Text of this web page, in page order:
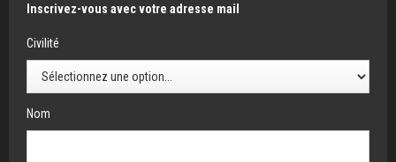
Inscrivez-vous avec votre adresse mail
Civilité
Nom